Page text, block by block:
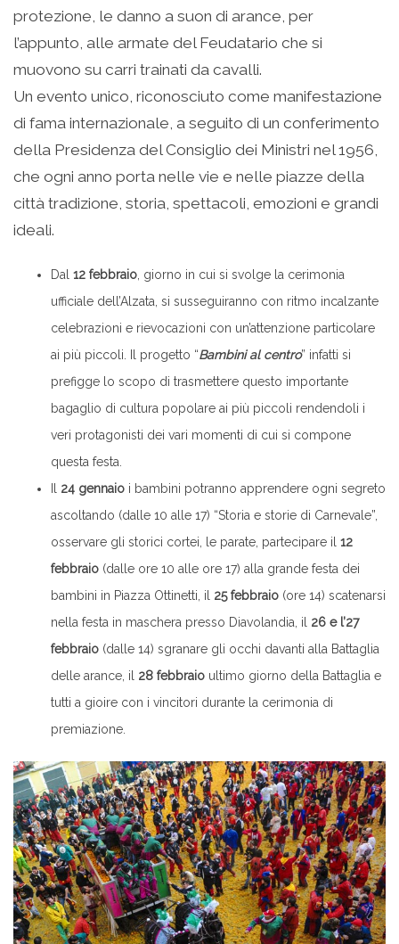
protezione, le danno a suon di arance, per
l’appunto, alle armate del Feudatario che si
muovono su carri trainati da cavalli.
Un evento unico, riconosciuto come manifestazione
di fama internazionale, a seguito di un conferimento
della Presidenza del Consiglio dei Ministri nel 1956,
che ogni anno porta nelle vie e nelle piazze della
città tradizione, storia, spettacoli, emozioni e grandi
ideali.
Dal 12 febbraio, giorno in cui si svolge la cerimonia
ufficiale dell’Alzata, si susseguiranno con ritmo incalzante
celebrazioni e rievocazioni con un’attenzione particolare
ai più piccoli. Il progetto “Bambini al centro” infatti si
prefigge lo scopo di trasmettere questo importante
bagaglio di cultura popolare ai più piccoli rendendoli i
veri protagonisti dei vari momenti di cui si compone
questa festa.
Il 24 gennaio i bambini potranno apprendere ogni segreto
ascoltando (dalle 10 alle 17) “Storia e storie di Carnevale”,
osservare gli storici cortei, le parate, partecipare il 12
febbraio (dalle ore 10 alle ore 17) alla grande festa dei
bambini in Piazza Ottinetti, il 25 febbraio (ore 14) scatenarsi
nella festa in maschera presso Diavolandia, il 26 e l’27
febbraio (dalle 14) sgranare gli occhi davanti alla Battaglia
delle arance, il 28 febbraio ultimo giorno della Battaglia e
tutti a gioire con i vincitori durante la cerimonia di
premiazione.